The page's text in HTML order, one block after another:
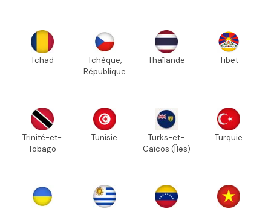
Tchad
Tchèque,
République
Thaïlande Tibet
Trinité-et-
Tobago
Tunisie
Turks-et-
Caïcos (Îles)
Turquie